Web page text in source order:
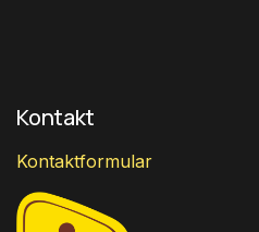
Kontakt
Kontaktformular